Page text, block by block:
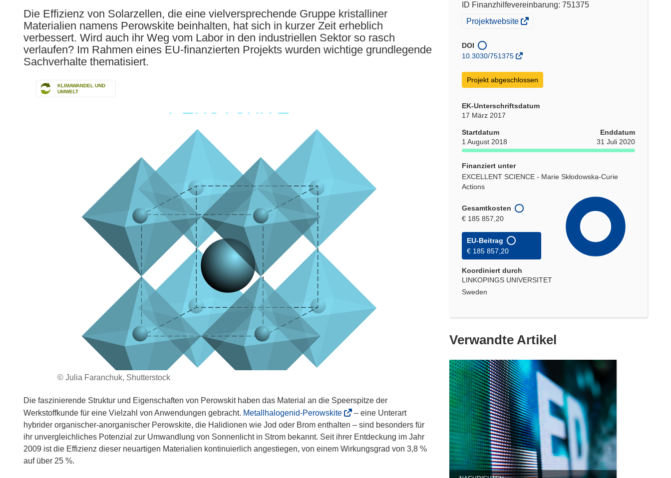
Die Effizienz von Solarzellen, die eine vielversprechende Gruppe kristalliner
Materialien namens Perowskite beinhalten, hat sich in kurzer Zeit erheblich
verbessert. Wird auch ihr Weg vom Labor in den industriellen Sektor so rasch
verlaufen? Im Rahmen eines EU-finanzierten Projekts wurden wichtige grundlegende
Sachverhalte thematisiert.
KLIMAWANDEL UND
UMWELT
© Julia Faranchuk, Shutterstock
Die faszinierende Struktur und Eigenschaften von Perowskit haben das Material an die Speerspitze der
Werkstoffkunde für eine Vielzahl von Anwendungen gebracht. Metallhalogenid-Perowskite(
ö
f
f
– eine Unterart
hybrider organischer-anorganischer Perowskite, die Halidionen wie Jod oder Brom enthalten – sind besonders für
ihr unvergleichliches Potenzial zur Umwandlung von Sonnenlicht in Strom bekannt. Seit ihrer Entdeckung im Jahr
2009 ist die Effizienz dieser neuartigen Materialien kontinuierlich angestiegen, von einem Wirkungsgrad von 3,8 %
auf über 25 %.
ID Finanzhilfevereinbarung: 751375
(öffnet
Fenster)
Projektwebsite
DOI
10.3030/751375
Projekt abgeschlossen
EK-Unterschriftsdatum
17 März 2017
Startdatum
1 August 2018
Enddatum
31 Juli 2020
Finanziert unter
EXCELLENT SCIENCE - Marie Skłodowska-Curie
Actions
Gesamtkosten
€ 185 857,20
EU-Beitrag
€ 185 857,20
Koordiniert durch
LINKOPINGS UNIVERSITET
Sweden
Verwandte Artikel